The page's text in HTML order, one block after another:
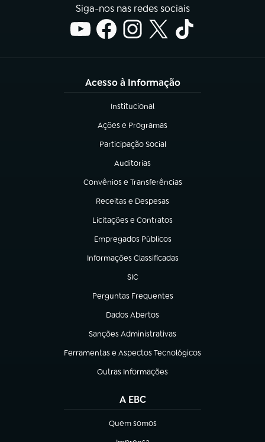
Siga-nos nas redes sociais
Acesso à Informação
Institucional
(abre em nova aba)
Ações e Programas
(abre em nova aba)
Participação Social
(abre em nova aba)
Auditorias
(abre em nova aba)
Convênios e Transferências
(abre em nova aba)
Receitas e Despesas
(abre em nova aba)
Licitações e Contratos
(abre em nova aba)
Empregados Públicos
(abre em nova aba)
Informações Classificadas
(abre em nova aba)
SIC
(abre em nova aba)
Perguntas Frequentes
(abre em nova aba)
Dados Abertos
(abre em nova aba)
Sanções Administrativas
(abre em nova aba)
Ferramentas e Aspectos Tecnológicos
(abre em nova aba)
Outras Informações
(abre em nova aba)
A EBC
Quem somos
(abre em nova aba)